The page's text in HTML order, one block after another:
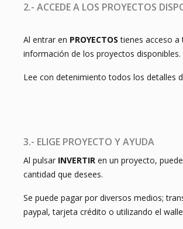
2.- ACCEDE A LOS PROYECTOS
Al entrar en PROYECTOS tienes acceso a
información de los proyectos disponibles.
Lee con detenimiento todos los detalles
3.- ELIGE PROYECTO Y AYUDA
Al pulsar INVERTIR en un proyecto,
cantidad que desees.
Se puede pagar por diversos medios;
paypal, tarjeta crédito o utilizando el